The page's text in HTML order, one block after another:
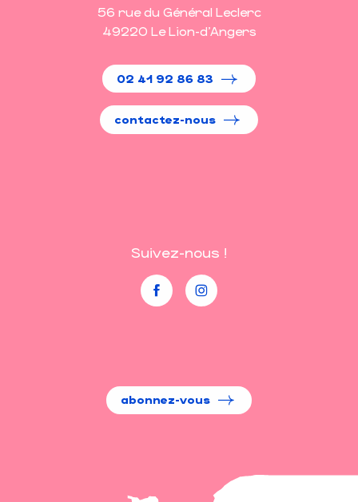
56 rue du Général Leclerc
49220 Le Lion-d'Angers
02 41 92 86 83
contactez-nous
Suivez-nous !
abonnez-vous